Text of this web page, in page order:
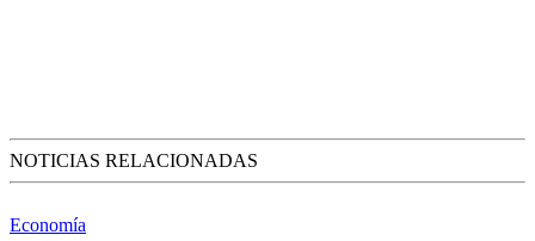
NOTICIAS RELACIONADAS
Economía